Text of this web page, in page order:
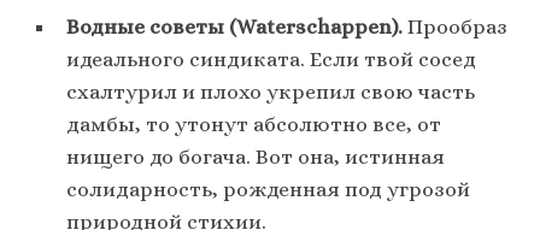
Водные советы (Waterschappen). Прообраз
идеального синдиката. Если твой сосед
схалтурил и плохо укрепил свою часть
дамбы, то утонут абсолютно все, от
нищего до богача. Вот она, истинная
солидарность, рожденная под угрозой
природной стихии.